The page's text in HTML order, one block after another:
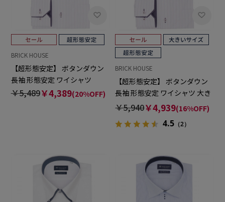
BRICK HOUSE
【超形態安定】 ボタンダウン
長袖 形態安定 ワイシャツ
￥5,489￥4,389(20%OFF)
BRICK HOUSE
【超形態安定】 ボタンダウン
長袖 形態安定 ワイシャツ 大き
いサイズ
￥5,940￥4,939(16%OFF)
4.5 （2）